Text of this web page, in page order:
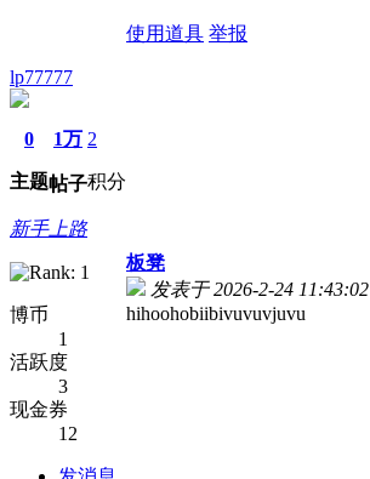
使用道具 举报
lp77777
0
主题
1万
帖子
2
积分
新手上路
博币
1
活跃度
3
现金券
12
板凳
发表于 2026-2-24 11:43:02
hihoohobiibivuvuvjuvu